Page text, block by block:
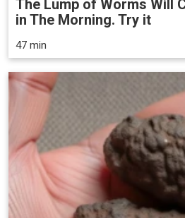
The Lump of Worms Will
in The Morning. Try it
47 min